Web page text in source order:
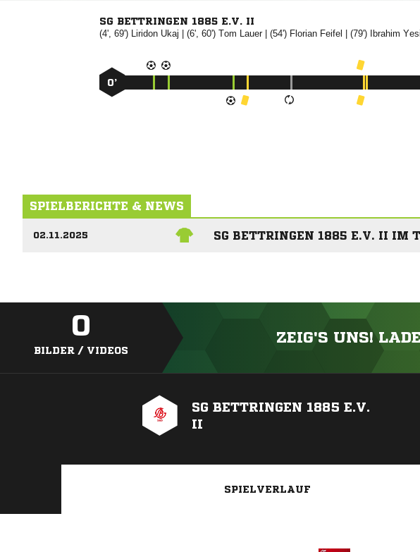
SG BETTRINGEN 1885 E.V. II
(4', 69')  | (6', 60')  | (54')  | (79') 
0’
SPIELBERICHTE & NEWS
02.11.2025 SG BETTRINGEN 1885 E.V. II IM
0
BILDER / VIDEOS
ZEIG'S UNS!
SG BETTRINGEN 1885 E.V.
II
SPIELVERLAUF